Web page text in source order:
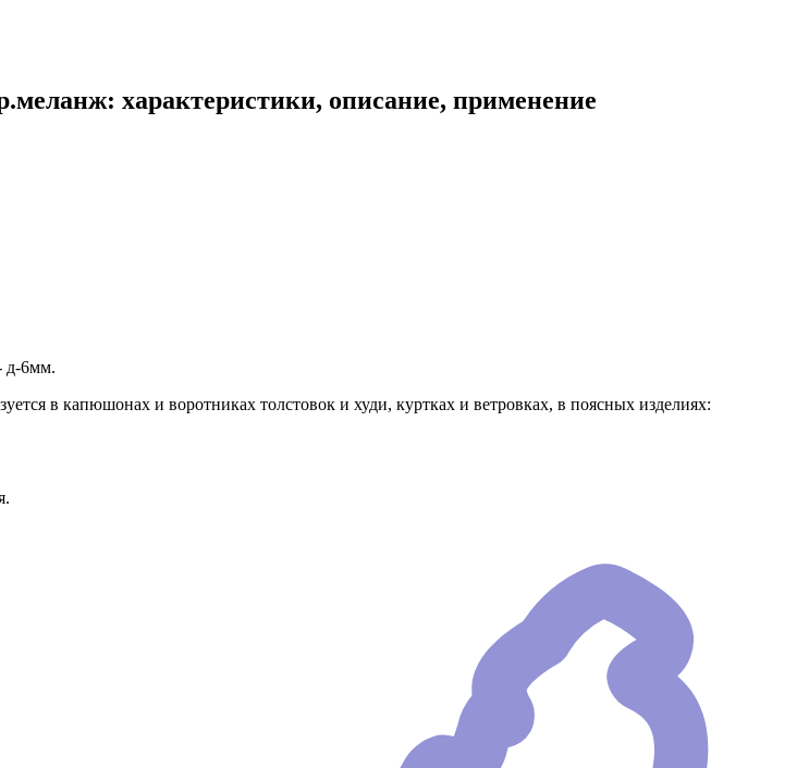
характеристики, описание, применение
д-6мм.
в капюшонах и воротниках толстовок и худи, куртках и ветровках, в поясных изделиях: